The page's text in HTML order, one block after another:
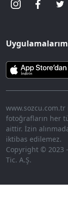
www.sozcu.com.tr
fotoğrafların her
aittir. İzin
iktibas edilemez.
Copyright © 2023 -
Tic. A.Ş.